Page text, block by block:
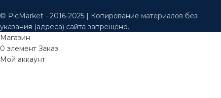
© PicMarket - 2016-2025 | Копирование материалов без
указания (адреса) сайта запрещено.
Магазин
0 элемент Заказ
Мой аккаунт